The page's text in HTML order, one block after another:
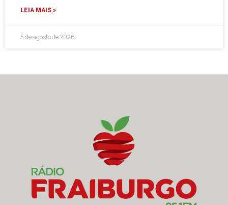
LEIA MAIS »
5 de agosto de 2026